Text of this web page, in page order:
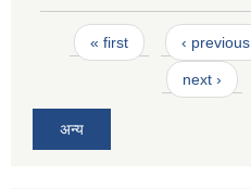
Pages
« first ‹ previous
next ›
अन्य